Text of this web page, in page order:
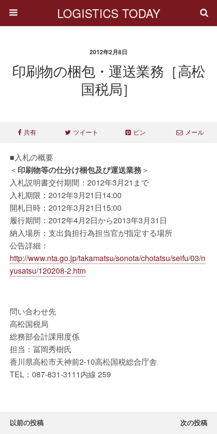
LOGISTICS TODAY
2012年2月8日
印刷物の梱包・運送業務［高松
国税局］
共有 ツイート ピン メール
■入札の概要
＜ 印刷物等の仕分け梱包及び運送業務＞
入札説明書交付期間：2012年3月21まで
入札期限：2012年3月21日14:00
開札日時：2012年3月21日15:00
履行期間：2012年4月2日から2013年3月31日
納入場所：支出負担行為担当官が指定する場所
公告詳細：
http://www.nta.go.jp/takamatsu/sonota/chotatsu/seifu/03/n
yusatsu/120208-2.htm
問い合わせ先
高松国税局
総務部会計課用度係
担当：冨岡秀樹氏
香川県高松市天神前2-10高松国税総合庁舎
TEL：087-831-3111内線 259
以前の投稿 次の投稿